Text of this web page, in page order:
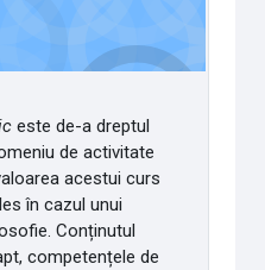
este de-a dreptul
de activitate
acestui curs
în cazul unui
Conținutul
competențele de